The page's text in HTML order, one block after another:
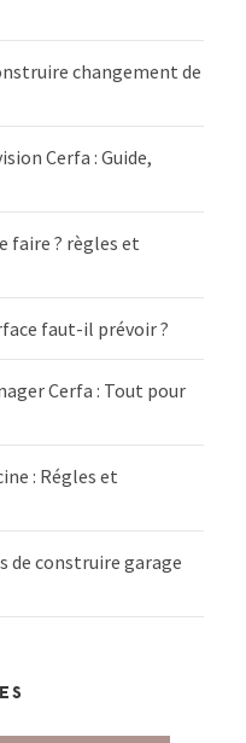
changement de
Cerfa : Guide,
faire ? règles et
faut-il prévoir ?
Cerfa : Tout pour
: Régles et
de construire garage